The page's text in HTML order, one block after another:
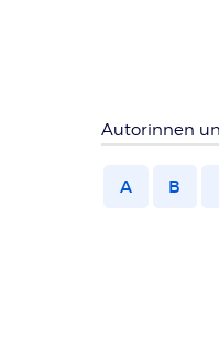
Autorinnen
A B